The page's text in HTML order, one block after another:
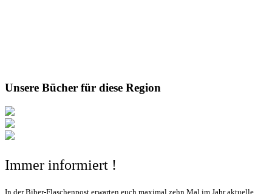
Unsere Bücher für diese Region
Immer informiert !
In der Biber-Flaschenpost erwarten euch maximal zehn Mal im Jahr aktuelle